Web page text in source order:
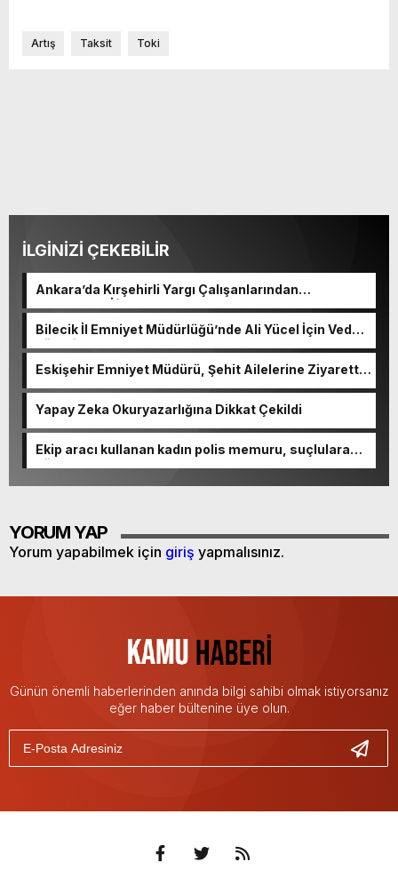
Artış Taksit Toki
İLGİNİZİ ÇEKEBİLİR
Ankara’da Kırşehirli Yargı Çalışanlarından
Geleneksel İftar Programı
Bilecik İl Emniyet Müdürlüğü’nde Ali Yücel İçin Veda
Töreni
Eskişehir Emniyet Müdürü, Şehit Ailelerine Ziyarette
Yapay Zeka Okuryazarlığına Dikkat Çekildi
Ekip aracı kullanan kadın polis memuru, suçlulara
göz açtırmıyor
YORUM YAP
Yorum yapabilmek için giriş yapmalısınız.
Günün önemli haberlerinden anında bilgi sahibi olmak istiyorsanız
eğer haber bültenine üye olun.